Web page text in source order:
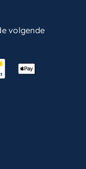
volgende